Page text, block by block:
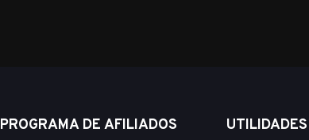
PROGRAMA DE AFILIADOS UTILIDADES